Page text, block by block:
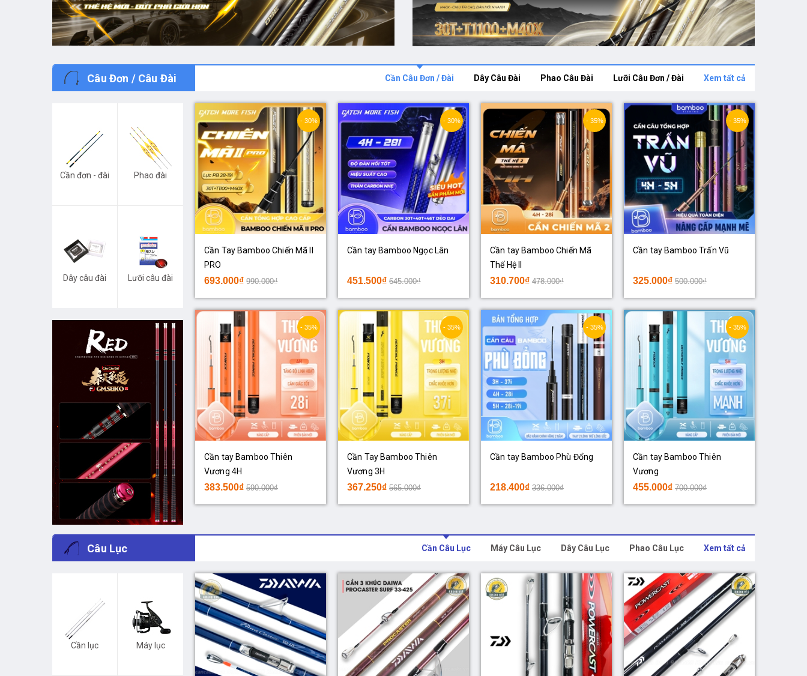
Câu Đơn / Câu Đài Cần Câu Đơn / Đài Dây Câu Đài Phao Câu Đài Lưỡi Câu Đơn / Đài Xem tất cả
Cần đơn - đài Phao đài
Dây câu đài Lưỡi câu đài
- 30%
Cần Tay Bamboo Chiến Mã II
PRO
693.000₫ 990.000₫
- 30%
Cần tay Bamboo Ngọc Lân
451.500₫ 645.000₫
- 35%
Cần tay Bamboo Chiến Mã
Thế Hệ II
310.700₫ 478.000₫
- 35%
Cần tay Bamboo Trấn Vũ
325.000₫ 500.000₫
- 35%
Cần tay Bamboo Thiên
Vương 4H
383.500₫ 590.000₫
- 35%
Cần Tay Bamboo Thiên
Vương 3H
367.250₫ 565.000₫
- 35%
Cần tay Bamboo Phù Đổng
218.400₫ 336.000₫
- 35%
Cần tay Bamboo Thiên
Vương
455.000₫ 700.000₫
Câu Lục Cần Câu Lục Máy Câu Lục Dây Câu Lục Phao Câu Lục Xem tất cả
Cần lục Máy lục